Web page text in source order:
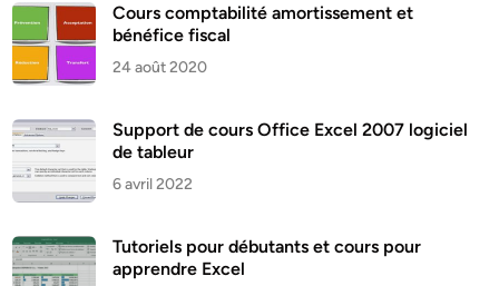
Cours comptabilité amortissement et
bénéfice fiscal
24 août 2020
Support de cours Office Excel 2007 logiciel
de tableur
6 avril 2022
Tutoriels pour débutants et cours pour
apprendre Excel